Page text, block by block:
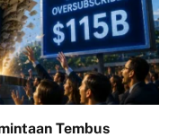
Tembus